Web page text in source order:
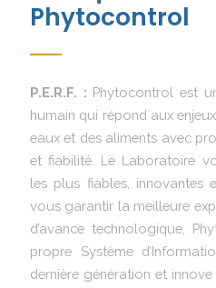
Phytocontrol
P.E.R.F. : Phytocontrol est
humain qui répond aux
eaux et des aliments avec
et fiabilité. Le Laboratoire
les plus fiables, innovantes
vous garantir la meilleure
d’avance technologique,
propre Système
dernière génération et